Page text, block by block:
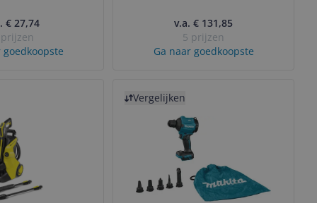
€ 27,74
goedkoopste
Oranje
v.a. € 131,85
5 prijzen
Ga naar goedkoopste
Vergelijken